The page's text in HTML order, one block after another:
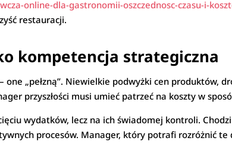
online-dla-gastronomii-oszczednosc-czasu-i-
restauracji.
kompetencja strategiczna
„pełzną”. Niewielkie podwyżki cen produktów,
przyszłości musi umieć patrzeć na koszty w
wydatków, lecz na ich świadomej kontroli.
procesów. Manager, który potrafi rozróżnić